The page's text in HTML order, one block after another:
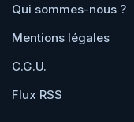
Qui sommes-nous ?
Mentions légales
C.G.U.
Flux RSS